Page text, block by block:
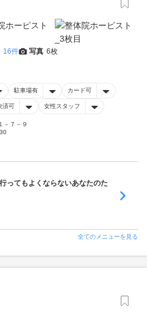
16件 写真 6枚
駐車場有 カード可
済可 女性スタッフ
－７－９
ってもよくならないあなたのた
全てのメニューを見る